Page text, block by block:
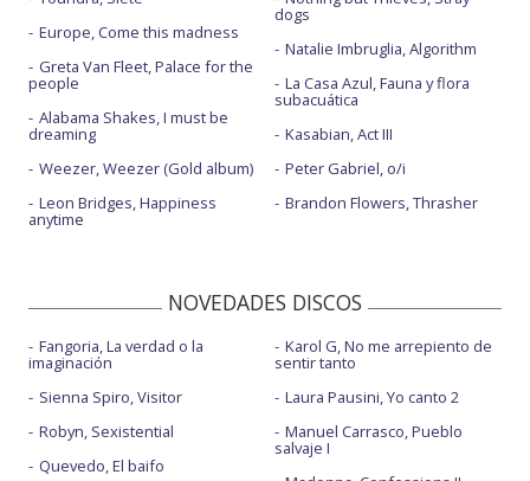
Europe, Come this madness
Greta Van Fleet, Palace for the
people
Alabama Shakes, I must be
dreaming
Weezer, Weezer (Gold album)
Leon Bridges, Happiness
anytime
dogs
Natalie Imbruglia, Algorithm
La Casa Azul, Fauna y flora
subacuática
Kasabian, Act III
Peter Gabriel, o/i
Brandon Flowers, Thrasher
NOVEDADES DISCOS
Fangoria, La verdad o la
imaginación
Sienna Spiro, Visitor
Robyn, Sexistential
Quevedo, El baifo
Karol G, No me arrepiento de
sentir tanto
Laura Pausini, Yo canto 2
Manuel Carrasco, Pueblo
salvaje I